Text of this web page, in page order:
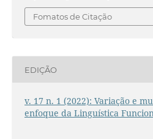
Fomatos de Citação
EDIÇÃO
v. 17 n. 1 (2022): Variação e
enfoque da Linguística